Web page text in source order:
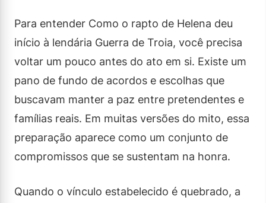
Para entender Como o rapto de Helena deu
início à lendária Guerra de Troia, você precisa
voltar um pouco antes do ato em si. Existe um
pano de fundo de acordos e escolhas que
buscavam manter a paz entre pretendentes e
famílias reais. Em muitas versões do mito, essa
preparação aparece como um conjunto de
compromissos que se sustentam na honra.
Quando o vínculo estabelecido é quebrado, a